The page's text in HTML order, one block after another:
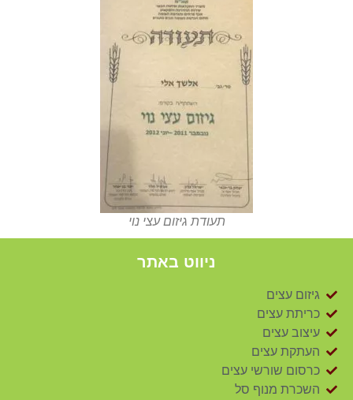
תעודת גיזום עצי נוי
ניווט באתר
עצים
עצים
עצים
עצים
שורשי עצים
מנוף סל